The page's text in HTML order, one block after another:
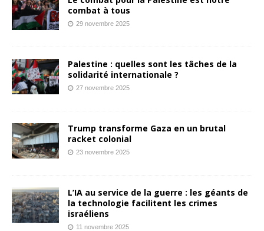
combat à tous
29 novembre 2025
Palestine : quelles sont les tâches de la
solidarité internationale ?
27 novembre 2025
Trump transforme Gaza en un brutal
racket colonial
23 novembre 2025
L’IA au service de la guerre : les géants de
la technologie facilitent les crimes
israéliens
11 novembre 2025